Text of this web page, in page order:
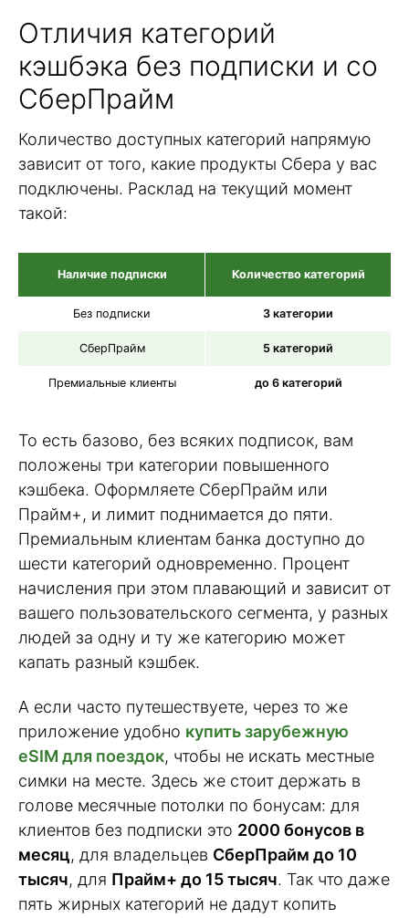
Отличия категорий
кэшбэка без подписки и со
СберПрайм
Количество доступных категорий напрямую
зависит от того, какие продукты Сбера у вас
подключены. Расклад на текущий момент
такой:
Наличие подписки Количество категорий
Без подписки 3 категории
СберПрайм 5 категорий
Премиальные клиенты до 6 категорий
То есть базово, без всяких подписок, вам
положены три категории повышенного
кэшбека. Оформляете СберПрайм или
Прайм+, и лимит поднимается до пяти.
Премиальным клиентам банка доступно до
шести категорий одновременно. Процент
начисления при этом плавающий и зависит от
вашего пользовательского сегмента, у разных
людей за одну и ту же категорию может
капать разный кэшбек.
А если часто путешествуете, через то же
приложение удобно купить зарубежную
eSIM для поездок, чтобы не искать местные
симки на месте. Здесь же стоит держать в
голове месячные потолки по бонусам: для
клиентов без подписки это 2000 бонусов в
месяц, для владельцев СберПрайм до 10
тысяч, для Прайм+ до 15 тысяч. Так что даже
пять жирных категорий не дадут копить